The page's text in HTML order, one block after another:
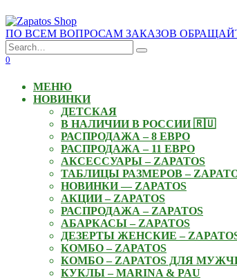
to
content
ПО ВСЕМ ВОПРОСАМ ЗАКАЗОВ
Search
for:
0
МЕНЮ
НОВИНКИ
ДЕТСКАЯ
В НАЛИЧИИ В РОССИИ 🇷🇺
РАСПРОДАЖА – 8 ЕВРО
РАСПРОДАЖА – 11 ЕВРО
АКСЕССУАРЫ – ZAPATOS
ТАБЛИЦЫ РАЗМЕРОВ –
НОВИНКИ — ZAPATOS
АКЦИИ – ZAPATOS
РАСПРОДАЖА – ZAPATOS
АБАРКАСЫ – ZAPATOS
ДЕЗЕРТЫ ЖЕНСКИЕ –
КОМБО – ZAPATOS
КОМБО – ZAPATOS ДЛЯ
КУКЛЫ – MARINA & PAU